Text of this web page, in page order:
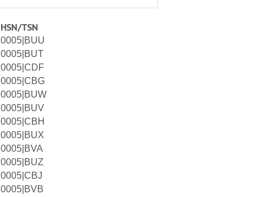
HSN/TSN
0005|BUU
0005|BUT
0005|CDF
0005|CBG
0005|BUW
0005|BUV
0005|CBH
0005|BUX
0005|BVA
0005|BUZ
0005|CBJ
0005|BVB